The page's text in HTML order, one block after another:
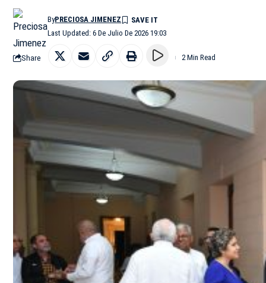
Last Updated: 6 De Julio De 2026 19:03
ByPRECIOSA JIMENEZ
Share 2 Min Read